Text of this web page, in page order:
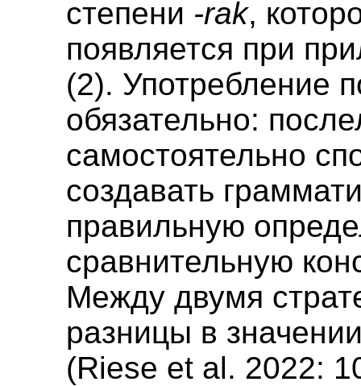
степени -rak,
появляется при
(2). Употребление
обязательно:
самостоятельно
создавать
правильную
сравнительную
Между двумя
разницы в
(Riese et al. 2022: